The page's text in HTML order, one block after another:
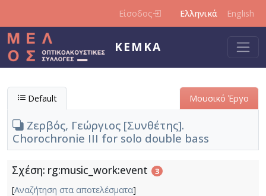
Είσοδος Ελληνικά English
ΚΕΜΚΑ
Default Μουσικό Έργο
Ζερβός, Γεώργιος [Συνθέτης].
Chorochronie III for solo double bass
Σχέση: rg:music_work:event 3
[Αναζήτηση στα αποτελέσματα]